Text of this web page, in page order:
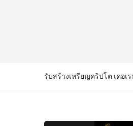
รับสร้างเหรียญคริปโต เคอเ